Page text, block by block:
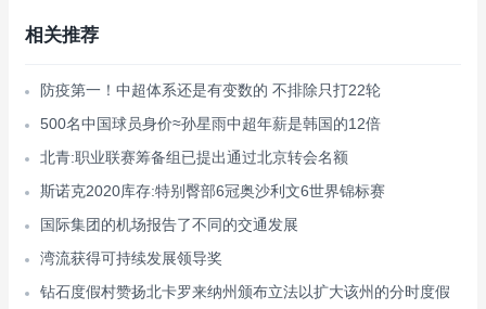
相关推荐
防疫第一！中超体系还是有变数的 不排除只打22轮
500名中国球员身价≈孙星雨中超年薪是韩国的12倍
北青:职业联赛筹备组已提出通过北京转会名额
斯诺克2020库存:特别臀部6冠奥沙利文6世界锦标赛
国际集团的机场报告了不同的交通发展
湾流获得可持续发展领导奖
钻石度假村赞扬北卡罗来纳州颁布立法以扩大该州的分时度假